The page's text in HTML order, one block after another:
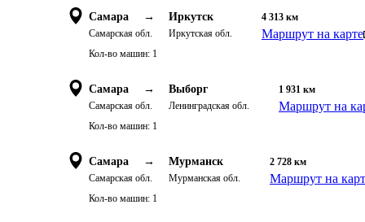
Самара →
Самарская обл.
Иркутск
Иркутская обл.
4 313 км
Маршрут на карте
Кол-во машин: 1
Самара →
Самарская обл.
Выборг
Ленинградская обл.
1 931 км
Маршрут на
Кол-во машин: 1
Самара →
Самарская обл.
Мурманск
Мурманская обл.
2 728 км
Маршрут на
Кол-во машин: 1